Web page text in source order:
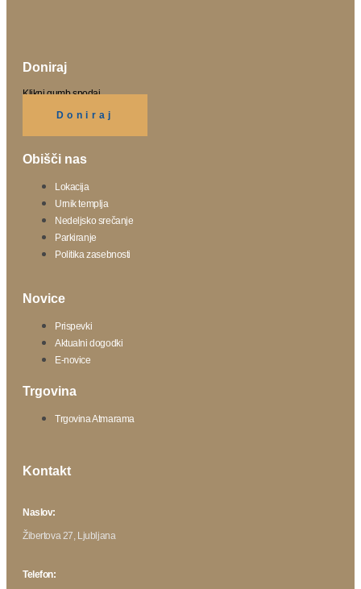
Doniraj
Klikni gumb spodaj.
Doniraj
Obišči nas
Lokacija
Urnik templja
Nedeljsko srečanje
Parkiranje
Politika zasebnosti
Novice
Prispevki
Aktualni dogodki
E-novice
Trgovina
Trgovina Atmarama
Kontakt
Naslov:
Žibertova 27, Ljubljana
Telefon: